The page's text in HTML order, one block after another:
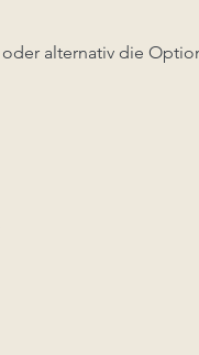
alternativ die